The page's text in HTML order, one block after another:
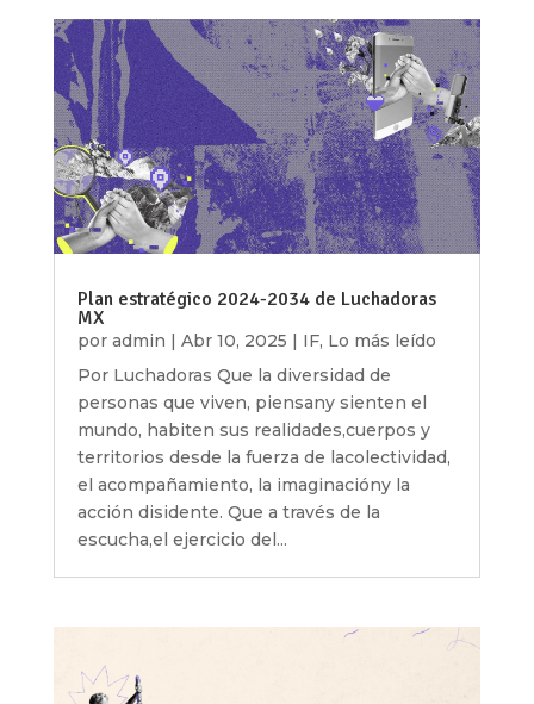
Plan estratégico 2024-2034 de Luchadoras
MX
por admin | Abr 10, 2025 | IF, Lo más leído
Por Luchadoras Que la diversidad de
personas que viven, piensany sienten el
mundo, habiten sus realidades,cuerpos y
territorios desde la fuerza de lacolectividad,
el acompañamiento, la imaginacióny la
acción disidente. Que a través de la
escucha,el ejercicio del...